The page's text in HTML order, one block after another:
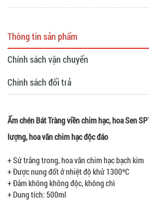
Thông tin sản phẩm
Chính sách vận chuyển
Chính sách đổi trả
Ấm chén Bát Tràng viền chim hạc, hoa Sen
lượng, hoa văn chim hạc độc đáo
+ Sứ trắng trong, hoa văn chim hạc bạch kim
+ Được nung đốt ở nhiệt độ khử 1300*C
+ Đảm không không độc, không chì
+ Dung tích: 500ml